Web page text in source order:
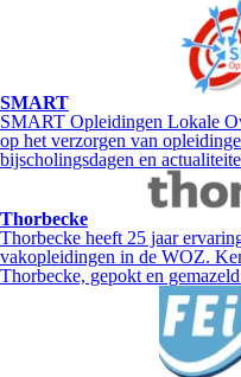
SMART
SMART Opleidingen Lokale
op het verzorgen van
bijscholingsdagen en
Thorbecke
Thorbecke heeft 25 jaar
vakopleidingen in de WOZ.
Thorbecke, gepokt en